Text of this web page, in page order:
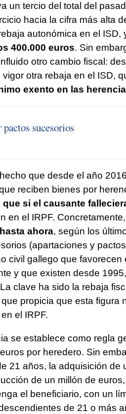
un tercio del total del
hacia la cifra más alta
autonómica en el ISD,
400.000 euros. Sin
otro cambio fiscal:
otra rebaja en el ISD,
exento en las
sucesorios
que desde el año
reciben bienes por
si el causante
en el IRPF.
ahora, según los
(apartaciones y
civil gallego que
y que existen desde
clave ha sido la rebaja
propicia que esta figura
el IRPF.
se establece como regla
por heredero. Sin
21 años, la adquisición de
de un millón de
el beneficiario, con un
de 21 o más